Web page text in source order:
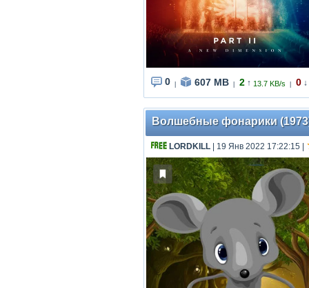
0 607 MB 2 ↑ 13.7 KB/s 0 ↓
Волшебные фонарики
LORDKILL | 19 Янв 2022 17:22:15